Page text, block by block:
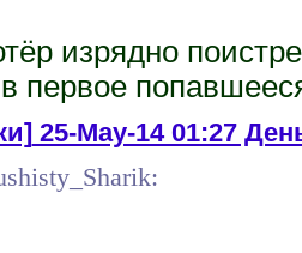
изрядно
первое
25-May-14 01:27